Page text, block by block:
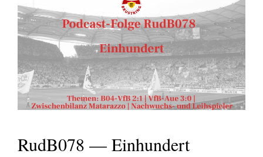
RudB078 — Einhundert